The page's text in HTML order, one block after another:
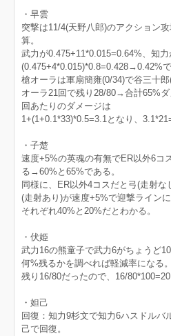
・早雲
突撃は11/4(天野八郎)のアクション
算。
武力が0.475+11*0.015=0.64%、知力
(0.475+4*0.015)*0.8=0.428→0.42%で
槍オーラは軍扇簡雍(0/34)で谷三十郎
オーラ21回で残り28/80→合計65%
回あたりのダメージは
1+(1+0.1*33)*0.5=3.1となり、
・子楚
速度+5%の英魂の有無でER以外6コ
る→60%と65%である。
同様に、ER以外4コスだと弓(走射な
(走射あり)が速度+5%で迎撃ラインに
それぞれ40%と20%だとわかる。
・伏姫
武力16の熊童子で武力6がちょうど
何%残るかを調べれば軽減率になる。
残り16/80だったので、16/80*100=20
・妲己
回復：知力9杉文で知力6ハスドルバ
己で回復。